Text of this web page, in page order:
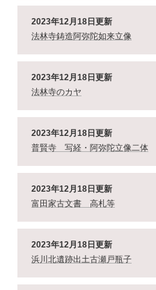
2023年12月18日更新
法林寺鋳造阿弥陀如来立像
2023年12月18日更新
法林寺のカヤ
2023年12月18日更新
普賢寺 写経・阿弥陀立像二体
2023年12月18日更新
富田家古文書 高札等
2023年12月18日更新
浜川北遺跡出土古瀬戸瓶子